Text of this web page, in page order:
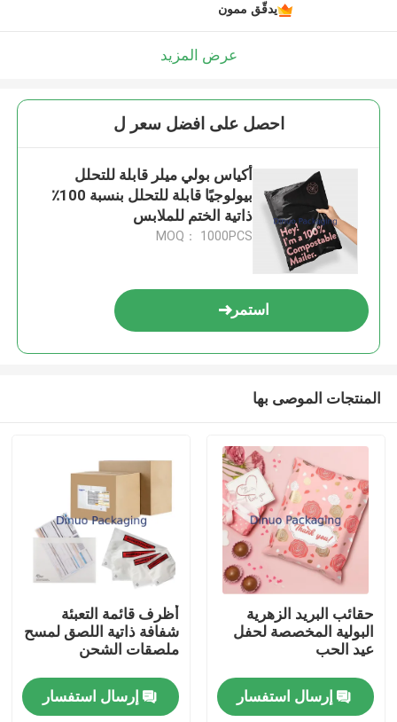
بيت
منتجات
مقاطع الفيديو
يدقّق ممون
عرض المزيد
احصل على افضل سعر ل
أكياس بولي ميلر قابلة للتحلل
بيولوجيًا قابلة للتحلل بنسبة 100٪
ذاتية الختم للملابس
MOQ： 1000PCS
استمر
المنتجات الموصى بها
حقائب البريد الزهرية
البولية المخصصة لحفل
عيد الحب
إرسال استفسار
أظرف قائمة التعبئة
شفافة ذاتية اللصق لمسح
ملصقات الشحن
إرسال استفسار